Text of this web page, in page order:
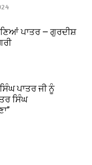
ਪਾਤਰ — ਗੁਰਦੀਸ਼
ਪਾਤਰ ਜੀ ਨੂੰ
ਸਿੰਘ